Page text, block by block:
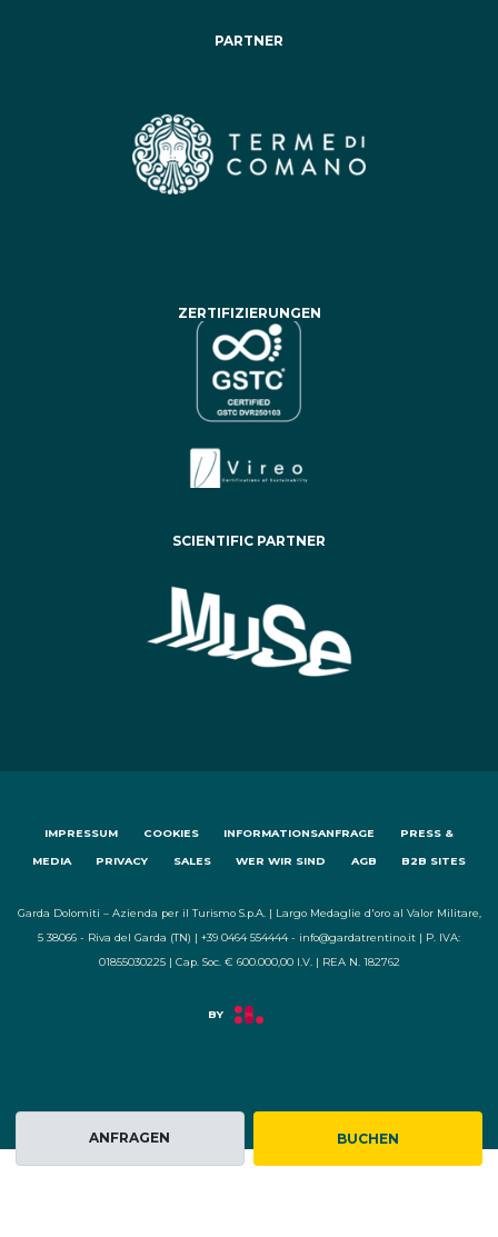
ANFRAGEN BUCHEN
PARTNER
ZERTIFIZIERUNGEN
SCIENTIFIC PARTNER
IMPRESSUM COOKIES INFORMATIONSANFRAGE PRESS &
MEDIA PRIVACY SALES WER WIR SIND AGB B2B SITES
Garda Dolomiti – Azienda per il Turismo S.p.A. | Largo Medaglie d'oro al Valor Militare,
5 38066 - Riva del Garda (TN) | +39 0464 554444 - info@gardatrentino.it | P. IVA:
01855030225 | Cap. Soc. € 600.000,00 I.V. | REA N. 182762